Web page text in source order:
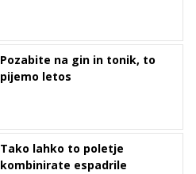
Pozabite na gin in tonik, to
pijemo letos
Tako lahko to poletje
kombinirate espadrile